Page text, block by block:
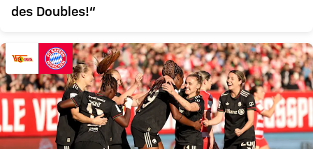
des Doubles!“